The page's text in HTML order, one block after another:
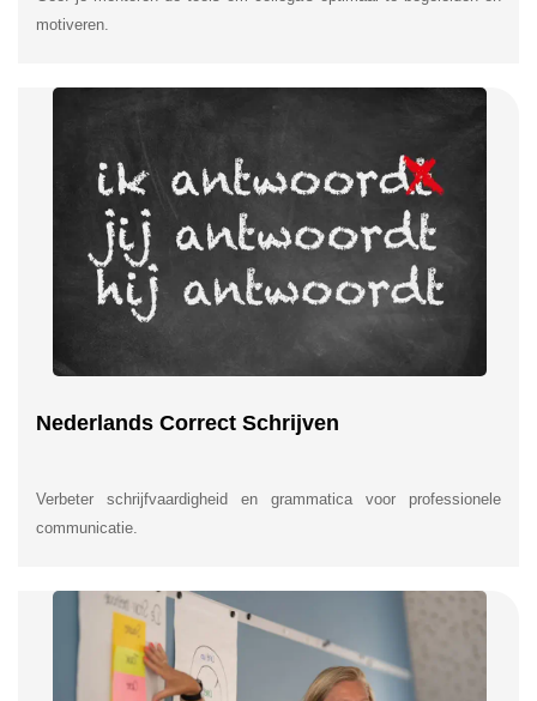
motiveren.
Nederlands Correct Schrijven
Verbeter schrijfvaardigheid en grammatica voor professionele
communicatie.